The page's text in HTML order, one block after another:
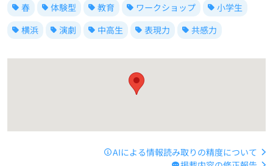
春 体験型 教育 ワークショップ
小学生
横浜
演劇 中高生 表現力 共感力
AIによる情報読み取りの精度について